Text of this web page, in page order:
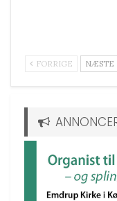
FORRIGE NÆSTE